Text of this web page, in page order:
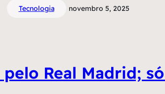
Tecnologia novembro 5, 2025
Real Madrid;